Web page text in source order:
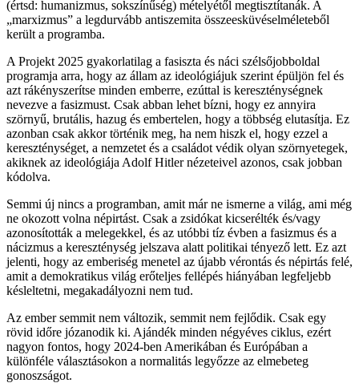
(értsd: humanizmus, sokszínűség) mételyétől megtisztítanák. A
„marxizmus” a legdurvább antiszemita összeesküvéselméleteből
került a programba.
A Projekt 2025 gyakorlatilag a fasiszta és náci szélsőjobboldal
programja arra, hogy az állam az ideológiájuk szerint épüljön fel és
azt rákényszerítse minden emberre, ezúttal is kereszténységnek
nevezve a fasizmust. Csak abban lehet bízni, hogy ez annyira
szörnyű, brutális, hazug és embertelen, hogy a többség elutasítja. Ez
azonban csak akkor történik meg, ha nem hiszk el, hogy ezzel a
kereszténységet, a nemzetet és a családot védik olyan szörnyetegek,
akiknek az ideológiája Adolf Hitler nézeteivel azonos, csak jobban
kódolva.
Semmi új nincs a programban, amit már ne ismerne a világ, ami még
ne okozott volna népirtást. Csak a zsidókat kicserélték és/vagy
azonosították a melegekkel, és az utóbbi tíz évben a fasizmus és a
nácizmus a kereszténység jelszava alatt politikai tényező lett. Ez azt
jelenti, hogy az emberiség menetel az újabb vérontás és népirtás felé,
amit a demokratikus világ erőteljes fellépés hiányában legfeljebb
késleltetni, megakadályozni nem tud.
Az ember semmit nem változik, semmit nem fejlődik. Csak egy
rövid időre józanodik ki. Ajándék minden négyéves ciklus, ezért
nagyon fontos, hogy 2024-ben Amerikában és Európában a
különféle választásokon a normalitás legyőzze az elmebeteg
gonoszságot.